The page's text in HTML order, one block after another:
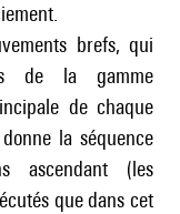
brefs, qui
de la gamme
de chaque
la séquence
ascendant (les
que dans cet